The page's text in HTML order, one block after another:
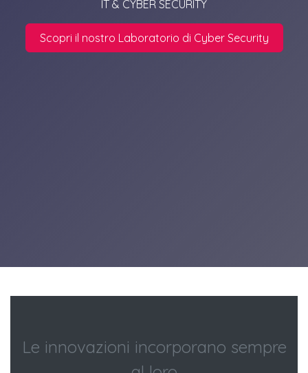
IT & CYBER SECURITY
Scopri il nostro Laboratorio di Cyber Security
Le innovazioni incorporano sempre